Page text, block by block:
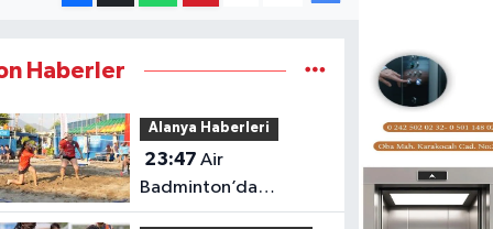
Haberler
Alanya Haberleri
23:47 Air
Badminton’da
şampiyonluk heyecanı